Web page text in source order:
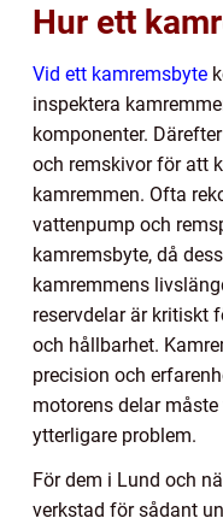
Hur ett
Vid ett kamremsbyte
inspektera
komponenter.
och remskivor för att
kamremmen. Ofta
vattenpump och
kamremsbyte, då
kamremmens
reservdelar är kritiskt
och hållbarhet.
precision och
motorens delar
ytterligare problem.
För dem i Lund och
verkstad för sådant